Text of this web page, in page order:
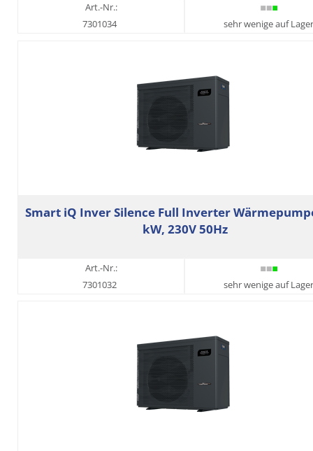
Art.-Nr.:
7301034
sehr wenige auf Lager
Smart iQ Inver Silence Full Inverter
kW, 230V 50Hz
Art.-Nr.:
7301032
sehr wenige auf Lager